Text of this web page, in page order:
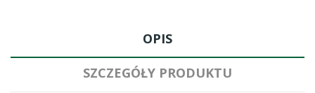
OPIS
SZCZEGÓŁY PRODUKTU